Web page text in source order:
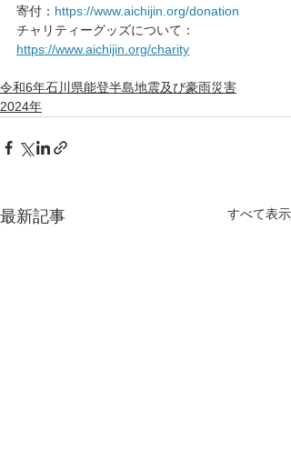
寄付： https://www.aichijin.org/donation
チャリティーグッズについて：
https://www.aichijin.org/charity
令和6年石川県能登半島地震及び豪雨災害
2024年
最新記事 すべて表示